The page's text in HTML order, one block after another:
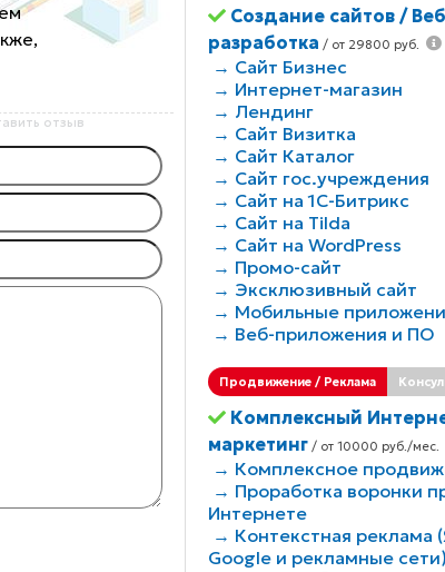
отзыв
Создание сайтов /
разработка / от 29800 руб.
→ Сайт Бизнес
→ Интернет-магазин
→ Лендинг
→ Сайт Визитка
→ Сайт Каталог
→ Сайт гос.учреждения
→ Сайт на 1С-Битрикс
→ Сайт на Tilda
→ Сайт на WordPress
→ Промо-сайт
→ Эксклюзивный сайт
→ Мобильные
→ Веб-приложения и ПО
Продвижение / Реклама
Комплексный
маркетинг / от 10000 руб./мес.
→ Комплексное
→ Проработка воронки
Интернете
→ Контекстная реклама
Google и рекламные сети)